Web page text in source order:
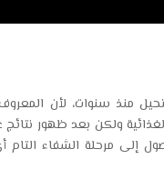
منذ سنوات، لأن
ولكن بعد ظهور
إلى مرحلة الشفاء